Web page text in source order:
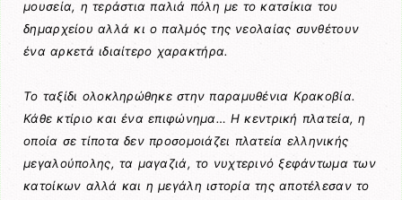
μουσεία, η τεράστια παλιά πόλη με το κατσίκια του
δημαρχείου αλλά κι ο παλμός της νεολαίας συνθέτουν
ένα αρκετά ιδιαίτερο χαρακτήρα.
Το ταξίδι ολοκληρώθηκε στην παραμυθένια Κρακοβία.
Κάθε κτίριο και ένα επιφώνημα… Η κεντρική πλατεία, η
οποία σε τίποτα δεν προσομοιάζει πλατεία ελληνικής
μεγαλούπολης, τα μαγαζιά, το νυχτερινό ξεφάντωμα των
κατοίκων αλλά και η μεγάλη ιστορία της αποτέλεσαν το